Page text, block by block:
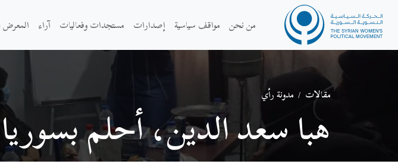
من نحن مواقف سياسية إصدارات مستجدات وفعاليات آراء المعرض
مقالات / مدونة رأي
هبا سعد الدين، أحلم